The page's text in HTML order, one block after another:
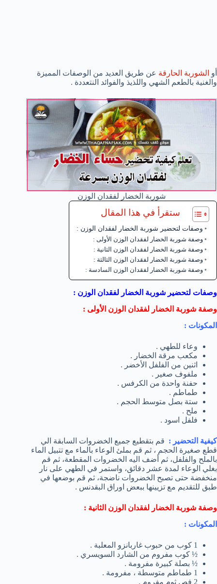
أو الشوربة الحارقة عن طريق العديد من الوصفات المميزة
والغنية بالطعم الشهي واللذيذ والفوائد النتعددة .
شوربة الخضار لفقدان الوزن
ستقرأ في هذا المقال
وصفات لتحضير شوربة الخضار لفقدان الوزن :
وصفة شوربة الخضار لفقدان الوزن الأولى :
وصفة شوربة الخضار لفقدان الوزن الثانية :
وصفة شوربة الخضار لفقدان الوزن الثالثة :
وصفة شوربة الخضار لفقدان الوزن السادسة :
وصفات لتحضير شوربة الخضار لفقدان الوزن :
وصفة شوربة الخضار لفقدان الوزن الأولى :
المكونات :
وعاء للطهي .
مكعب مرقة الخضار .
اثنين من الفلفل الأخضر .
ملفوف صغير .
حفنة واحدة من الكرفس .
طماطم .
ستة بصل متوسط الحجم .
ملح .
فلفل اسود .
كيفية التحضير : قم بتقطيع جميع الخضروات السابقة الي
قطع صغيرة الحجم ، ثم قم بملئ الوعاء بالماء مع تتبيل الماء
بالملح والفلفل، ثم أضف اليه الخضروات المقطعة، ثم قم
بغلي الوعاء لمدة عشر دقائق، واستمر في الطهي على نار
منخفضة حتى تصبح الخضروات ناضجة، ثم قم بوضعها في
طبق للتقديم مع تزيينها ببعض اوراق البقدنس .
وصفة شوربة الخضار لفقدان الوزن الثانية :
المكونات :
1 كوب من حبوب غاربانزو المعلبة .
½ كوب مفروم من الشارد السويسري .
½ بصلة كبيرة مفرومة .
1 طماطم متوسطة ، مفرومة .
2 فص ثوم مفروم .